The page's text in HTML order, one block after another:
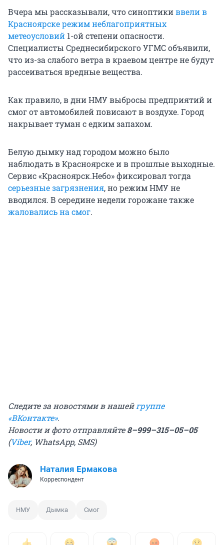
Вчера мы рассказывали, что синоптикиввели в
Красноярске режим неблагоприятных
метеоусловий 1-ой степени опасности.
Специалисты Среднесибирского УГМС объявили,
что из-за слабого ветра в краевом центре не будут
рассеиваться вредные вещества.
Как правило, в дни НМУ выбросы предприятий и
смог от автомобилей повисают в воздухе. Город
накрывает туман с едким запахом.
Белую дымку над городом можно было
наблюдать в Красноярске и в прошлые выходные.
Сервис «Красноярск.Небо» фиксировал тогда
серьезные загрязнения, но режим НМУ не
вводился. В середине недели горожане также
жаловались на смог.
Следите за новостями в нашей группе
«ВКонтакте».
Новости и фото отправляйте8–999–315–05–05
(Viber, WhatsApp, SMS)
Наталия Ермакова
Корреспондент
НМУ Дымка Смог